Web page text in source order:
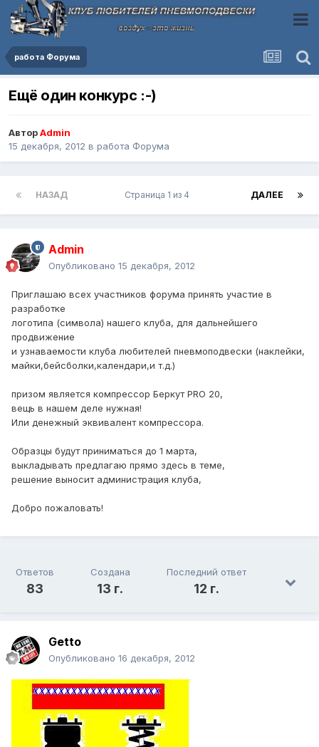
работа Форума
Ещё один конкурс :-)
АвторAdmin
15 декабря, 2012 в работа Форума
НАЗАД ДАЛЕЕ
Страница 1 из 4
Admin
Опубликовано 15 декабря, 2012
Приглашаю всех участников форума принять участие в
разработке
логотипа (символа) нашего клуба, для дальнейшего
продвижение
и узнаваемости клуба любителей пневмоподвески (наклейки,
майки,бейсболки,календари,и т.д.)
призом является компрессор Беркут PRO 20,
вещь в нашем деле нужная!
Или денежный эквивалент компрессора.
Образцы будут приниматься до 1 марта,
выкладывать предлагаю прямо здесь в теме,
решение выносит администрация клуба,
Добро пожаловать!
Ответов
83
Создана
13 г.
Последний ответ
12 г.
Getto
Опубликовано 16 декабря, 2012